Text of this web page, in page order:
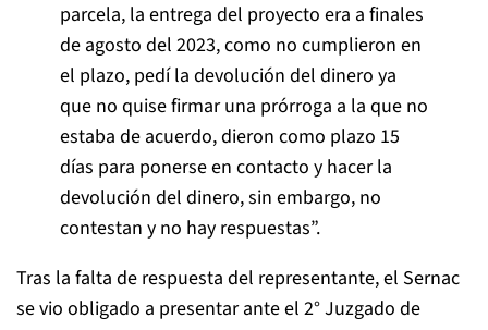
parcela, la entrega del proyecto era a finales
de agosto del 2023, como no cumplieron en
el plazo, pedí la devolución del dinero ya
que no quise firmar una prórroga a la que no
estaba de acuerdo, dieron como plazo 15
días para ponerse en contacto y hacer la
devolución del dinero, sin embargo, no
contestan y no hay respuestas”.
Tras la falta de respuesta del representante, el Sernac
se vio obligado a presentar ante el 2° Juzgado de